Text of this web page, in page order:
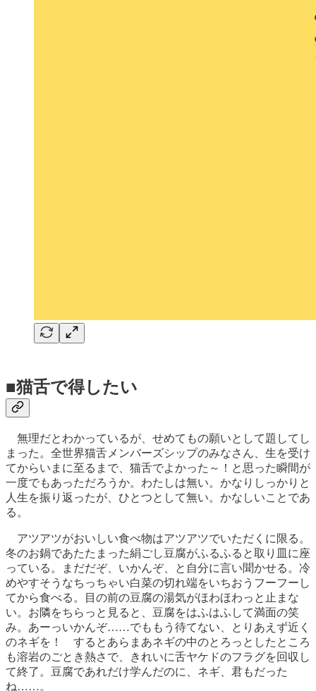
■猫舌で得したい
無理だとわかっているが、せめてもの願いとして題してし
まった。全世界猫舌メンバーズシップのみなさん、生を受け
てからいまに至るまで、猫舌でよかった～！と思った瞬間が
一度でもあっただろうか。わたしは無い。かなりしっかりと
人生を振り返ったが、ひとつとして無い。かなしいことであ
る。
アツアツがおいしい食べ物はアツアツでいただくに限る。
冬のお鍋であたたまった絹ごし豆腐がふるふると取り皿に座
っている。まだだぞ、いかんぞ、と自分に言い聞かせる。冷
めやすそうなちっちゃい白菜の切れ端をいちおうフーフーし
てから食べる。目の前の豆腐の湯気がほわほわっと止まな
い。お隣をちらっと見ると、豆腐をはふはふして満面の笑
み。あーっいかんぞ……でももう待てない、とりあえず近く
のネギを！ するとあらまあネギの中のとろっとしたところ
も溶岩のごとき熱さで、きれいに舌ヤケドのフラグを回収し
て終了。豆腐であれだけ学んだのに、ネギ、君もだった
ね……。